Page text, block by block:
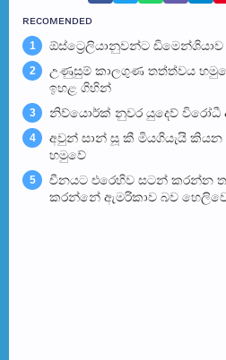
ʀᴇᴄᴏᴍᴇɴᴅᴇᴅ
1 ඕස්ට්‍රෙලියානුවන්ට ඩිමෙන්ශියාව
2
උණුසුම් කාලගුණ තත්ත්වය හමුවේ
ඉහළ ගිහින්
3 නිව්යොර්ක් නුවර යුදෙව් විරෝධී
4
අවුන් සාන් සූ කී මියගියැයි කියන
හමුවේ
5
චීනයට එරෙහිව සටන් කරන්න
කරන්නේ ඇමරිකාව බව